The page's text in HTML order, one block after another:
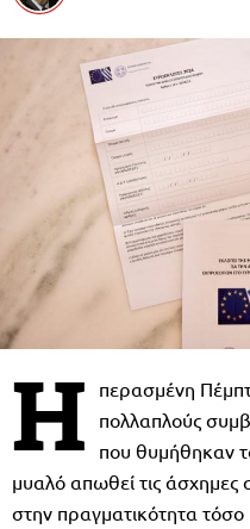
Η
περασμένη
πολλαπλούς
που θυμήθηκαν
μυαλό απωθεί τις άσχημες
στην πραγματικότητα τόσο